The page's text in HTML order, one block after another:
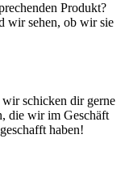
Produkt?
wir sehen, ob wir sie
wir schicken dir gerne
die wir im Geschäft
haben!